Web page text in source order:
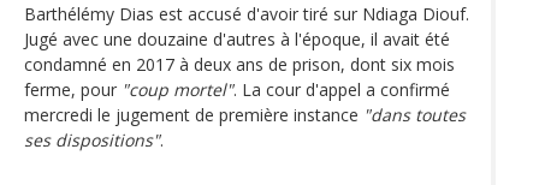
Barthélémy Dias est accusé d'avoir tiré sur Ndiaga Diouf.
Jugé avec une douzaine d'autres à l'époque, il avait été
condamné en 2017 à deux ans de prison, dont six mois
ferme, pour "coup mortel". La cour d'appel a confirmé
mercredi le jugement de première instance "dans toutes
ses dispositions".